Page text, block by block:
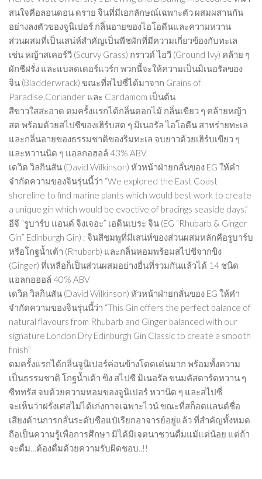
สนใจคือลอนดอน ดราย จินที่มีเอกลักษณ์เฉพาะตัว ผสมผสานกัน
อย่างลงตัวของจูนิเปอร์ กลิ่นอายของไอโอดีนและความหวาน
ส่วนผสมที่เป็นเสน่ห์สำคัญเป็นพืชผักที่มีความเกี่ยวข้องกับทะเล
เช่น หญ้าสเคอร์วี (Scurvy Grass) กราวด์ ไอวี (Ground Ivy) คล้าย ๆ
ผักชีฝรั่ง และแบลดเดอร์แวร์ก พวกนี้จะให้ความเป็นมิเนอรัลของ
จิน (Bladderwrack) ขณะที่สไปซี่ได้มาจาก Grains of
Paradise,Coriander และ Cardamom เป็นต้น
สีขาวใสสะอาด ดมครั้งแรกได้กลิ่นดอกไม้ กลิ่นเขียว ๆ คล้ายหญ้า
สด พร้อมด้วยสไปซีของเฮิร์บสด ๆ มิเนอรัล ไอโอดีน สาหร่ายทะเล
และกลิ่นอายของธรรมชาติของริมทะเล จบยาวด้วยเฮิร์บเขียว ๆ
และหวานนิด ๆ แอลกอฮอล์ 43% ABV
เดวิด วิลกินสัน (David Wilkinson) หัวหน้าฝ่ายกลั่นของ EG ให้คำ
จำกัดความของจินรุ่นนี้ว่า “We explored the East Coast
shoreline to find marine plants which would best work to create
a unique gin which would be evoctive of bracings seaside days.”
อีจี “รูบาร์บ แอนด์ จิงเจอะ” เอดินเบระ จิน (EG “Rhubarb & Ginger
Gin” Edinburgh Gin) : จินสีชมพูที่มีเสน่ห์ของส่วนผสมหลักคือรูบาร์บ
หรือโกฐน้ำเต้า (Rhubarb) และกลิ่นหอมพร้อมสไปซีจากขิง
(Ginger) ที่เหลือก็เป็นส่วนผสมอย่างอื่นที่รวมกันแล้วได้ 14 ชนิด
แอลกอฮอล์ 40% ABV
เดวิด วิลกินสัน (David Wilkinson) หัวหน้าฝ่ายกลั่นของ EG ให้คำ
จำกัดความของจินรุ่นนี้ว่า “This Gin offers the perfect balance of
natural flavours from Rhubarb and Ginger balanced with our
signature London Dry Edinburgh Gin Classic to create a smooth
finish”
ดมครั้งแรกได้กลิ่นจูนิเปอร์ค่อนข้างโดดเด่นมาก พร้อมทั้งความ
เป็นธรรมชาติ โกฐน้ำเต้า ขิง สไปซี มิเนอรัล ขนมคัสตาร์ดหวาน ๆ
ซีททรัส จบด้วยความหอมของจูนิเปอร์ หวานิด ๆ และสไปซี่
จะเห็นว่าฝรั่งเศสไม่ได้เก่งกาจเฉพาะไวน์ ขณะที่สก็อตแลนด์ชื่อ
เสียงด้านการกลั่นระดับซือแป๋เรียกอาจารย์อยู่แล้ว ที่สำคัญทั้งหมด
ถือเป็นความรู้เพื่อการศึกษา มิได้มีเจตนาชวนดื่มแม้แต่น้อย แต่ถ้า
จะดื่ม…ต้องดื่มด้วยความรับผิดชอบ..!!